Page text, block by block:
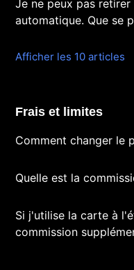
Je ne peux pas
automatique. Que se
Afficher les 10 articles
Frais et limites
Comment changer le
Quelle est la
Si j'utilise la carte à
commission